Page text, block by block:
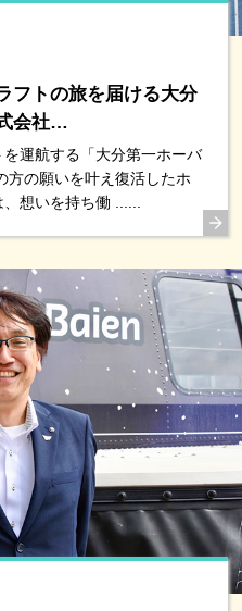
フトの旅を届ける大分
会社…
運航する「大分第一ホーバ
方の願いを叶え復活したホ
想いを持ち働 ......